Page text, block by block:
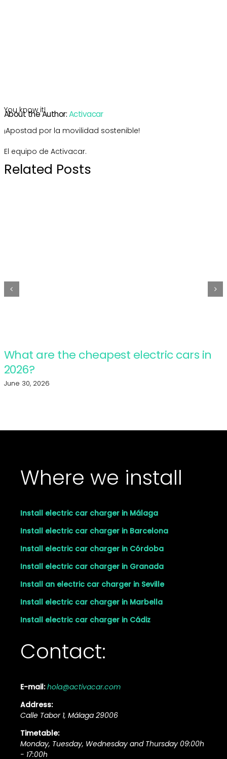
You know it!
¡Apostad por la movilidad sostenible!
El equipo de Activacar.
About the Author:Activacar
Related Posts
What are the cheapest electric cars in
2026?
June 30, 2026
Where we install
Install electric car charger in Málaga
Install electric car charger in Barcelona
Install electric car charger in Córdoba
Install electric car charger in Granada
Install an electric car charger in Seville
Install electric car charger in Marbella
Install electric car charger in Cádiz
Contact:
E-mail: hola@activacar.com
Address:
Calle Tabor 1, Málaga 29006
Timetable:
Monday, Tuesday, Wednesday and Thursday 09:00h
- 17:00h